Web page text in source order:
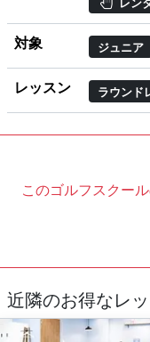
対象 ジュニア
レッスン ラウンド
このゴルフスクー
近隣のお得なレ